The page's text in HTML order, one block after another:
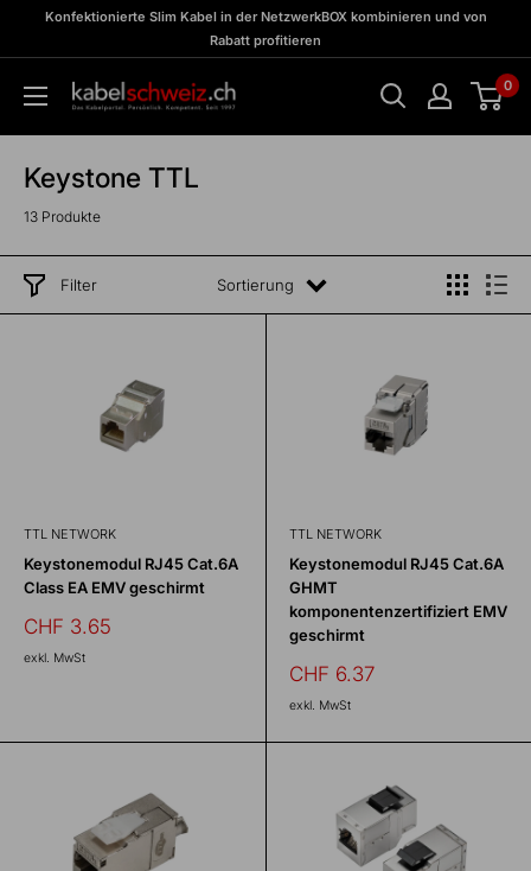
zu
BOX
Konfektionierte Slim Kabel in der NetzwerkBOX kombinieren und von
Rabatt profitieren
kabelschweiz 0
Keystone TTL
13 Produkte
Filter Sortierung
TTL NETWORK
Keystonemodul RJ45 Cat.6A
Class EA EMV geschirmt
Sonderpreis
CHF 3.65
exkl. MwSt
TTL NETWORK
Keystonemodul RJ45 Cat.6A
GHMT
komponentenzertifiziert EMV
geschirmt
Sonderpreis
CHF 6.37
exkl. MwSt